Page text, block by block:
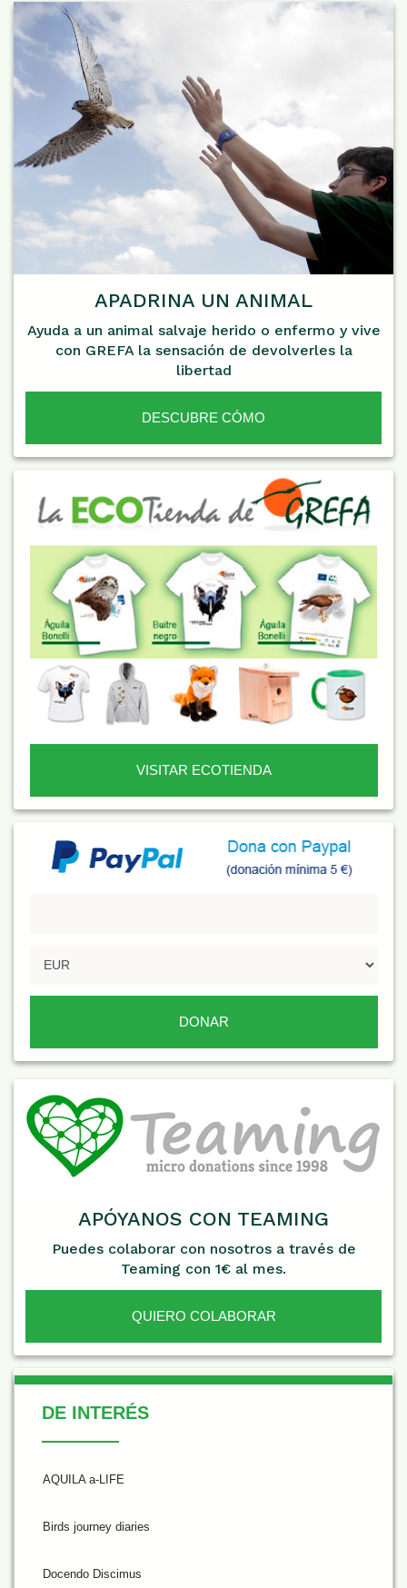
APADRINA UN ANIMAL
Ayuda a un animal salvaje herido o enfermo y vive
con GREFA la sensación de devolverles la
libertad
DESCUBRE CÓMO
VISITAR ECOTIENDA
APÓYANOS CON TEAMING
Puedes colaborar con nosotros a través de
Teaming con 1€ al mes.
QUIERO COLABORAR
De Interés
DE INTERÉS
AQUILA a-LIFE
Birds journey diaries
Docendo Discimus